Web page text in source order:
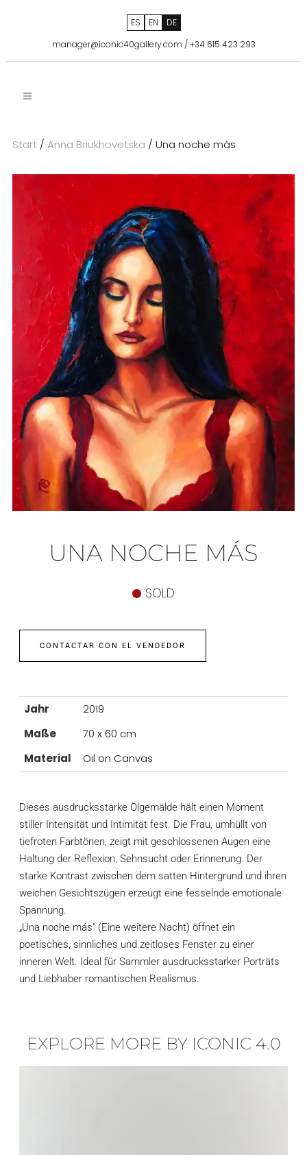
ES EN
DE
manager@iconic40gallery.com /+34 615 423 293
Start / Anna Briukhovetska / Una noche más
UNA NOCHE MÁS
SOLD
CONTACTAR CON EL VENDEDOR
Jahr
2019
Maße
70 x 60 cm
Material
Oil on Canvas
Dieses ausdrucksstarke Ölgemälde hält einen Moment
stiller Intensität und Intimität fest. Die Frau, umhüllt von
tiefroten Farbtönen, zeigt mit geschlossenen Augen eine
Haltung der Reflexion, Sehnsucht oder Erinnerung. Der
starke Kontrast zwischen dem satten Hintergrund und ihren
weichen Gesichtszügen erzeugt eine fesselnde emotionale
Spannung.
„Una noche más“ (Eine weitere Nacht) öffnet ein
poetisches, sinnliches und zeitloses Fenster zu einer
inneren Welt. Ideal für Sammler ausdrucksstarker Porträts
und Liebhaber romantischen Realismus.
EXPLORE MORE BY ICONIC 4.0